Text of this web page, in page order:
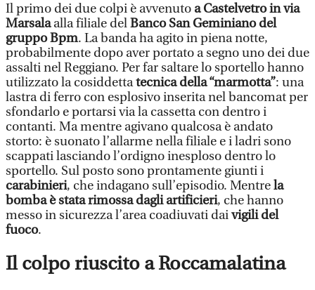
Il primo dei due colpi è avvenuto a Castelvetro in via
Marsalaalla filiale delBanco San Geminiano del
gruppo Bpm. La banda ha agito in piena notte,
probabilmente dopo aver portato a segno uno dei due
assalti nel Reggiano. Per far saltare lo sportello hanno
utilizzato la cosiddettatecnica della “marmotta”: una
lastra di ferro con esplosivo inserita nel bancomat per
sfondarlo e portarsi via la cassetta con dentro i
contanti. Ma mentre agivano qualcosa è andato
storto: è suonato l’allarme nella filiale e i ladri sono
scappati lasciando l’ordigno inesploso dentro lo
sportello. Sul posto sono prontamente giunti i
carabinieri, che indagano sull’episodio. Mentrela
bomba è stata rimossa dagli artificieri, che hanno
messo in sicurezza l’area coadiuvati daivigili del
fuoco.
Il colpo riuscito a Roccamalatina